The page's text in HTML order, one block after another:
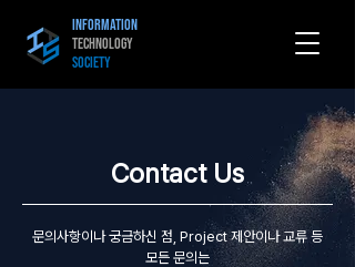
Information
Technology
Society
Contact Us
문의사항이나 궁금하신 점, Project 제안이나 교류 등
모든 문의는